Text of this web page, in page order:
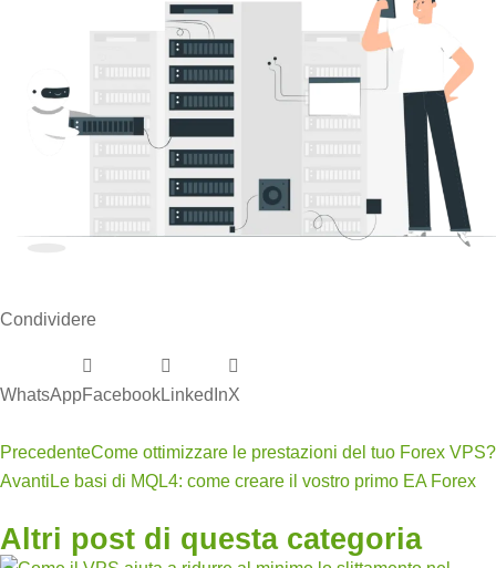
Condividere
WhatsAppFacebookLinkedInX
PrecedenteCome ottimizzare le prestazioni del tuo Forex VPS?
AvantiLe basi di MQL4: come creare il vostro primo EA Forex
Altri post di questa categoria